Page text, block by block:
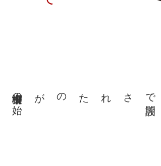
万物問屋をまとめた形で開設されたのが
柳橋中央市場の始まりとされます